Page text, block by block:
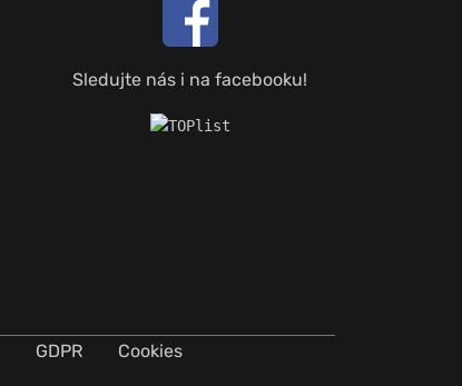
Sledujte nás i na facebooku!
GDPR Cookies